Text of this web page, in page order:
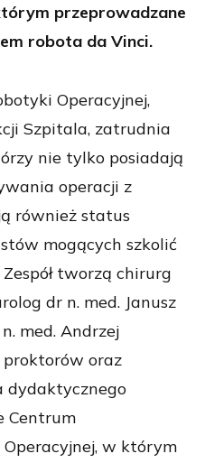
przeprowadzane
robota da Vinci.
Operacyjnej,
Szpitala, zatrudnia
nie tylko posiadają
operacji z
również status
mogących szkolić
tworzą chirurg
dr n. med. Janusz
med. Andrzej
proktorów oraz
dydaktycznego
Centrum
w którym